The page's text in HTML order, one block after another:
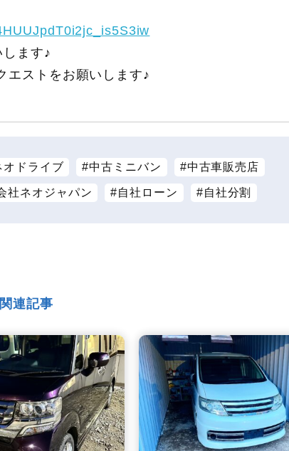
ます♪
エストをお願いします♪
オドライブ 中古ミニバン 中古車販売店
社ネオジャパン 自社ローン 自社分割
関連記事